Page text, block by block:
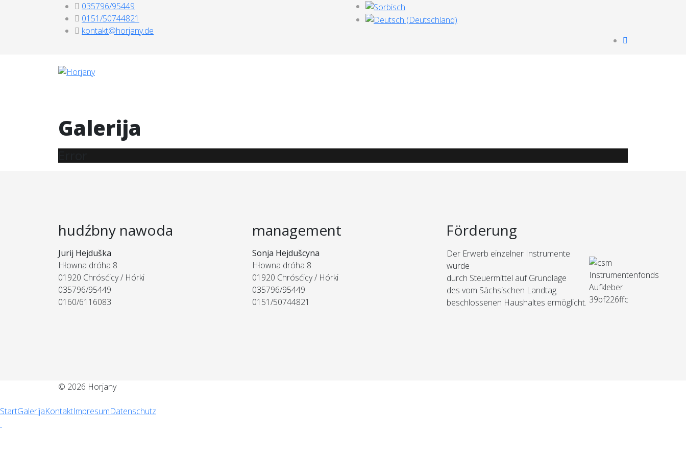
035796/95449
0151/50744821
kontakt@horjany.de
Galerija
hudźbny nawoda
Jurij Hejduška
Hłowna dróha 8
01920 Chrósćicy / Hórki
035796/95449
0160/6116083
management
Sonja Hejdušcyna
Hłowna dróha 8
01920 Chrósćicy / Hórki
035796/95449
0151/50744821
Förderung
Der Erwerb einzelner Instrumente
wurde
durch Steuermittel auf Grundlage
des vom Sächsischen Landtag
beschlossenen Haushaltes ermöglicht.
© 2026 Horjany
StartGalerijaKontaktImpresumDatenschutz